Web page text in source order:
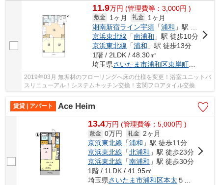
11.9万円 (管理費等：3,000円 )
敷金 1ヶ月 礼金
1ヶ月
湘南新宿ライン宇須 「浦和 」駅 徒歩13分
京浜東北線 「南浦和 」駅 徒歩10分
京浜東北線 「浦和 」駅 徒歩13分
1階 / 2LDK / 48.30㎡
埼玉県さいたま市浦和区東岸町
2019年03月 無垢材のフローリングへ床の仕様を変更！浴室ユニットバ
スリニューアル！システムキッチン交換！玄関フロアタイル交換
賃貸 | アパート Ace Heim
13.4万円 (管理費等：5,000円 )
敷金 0万円 礼金 2ヶ月
京浜東北線 「浦和 」駅 徒歩11分
京浜東北線 「北浦和 」駅 徒歩23分
京浜東北線 「南浦和 」駅 徒歩30分
1階 / 1LDK / 41.95㎡
埼玉県さいたま市浦和区本太 ５丁目８-１５